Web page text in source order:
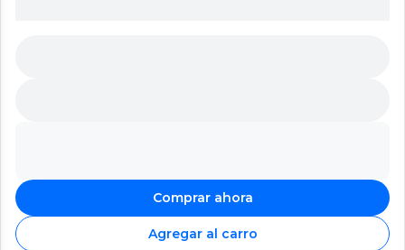
Comprar ahora
Agregar al carro